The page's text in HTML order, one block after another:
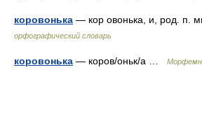
коровонька — кор овонька, и, род. п.
орфографический словарь
коровонька — коров/оньк/а …